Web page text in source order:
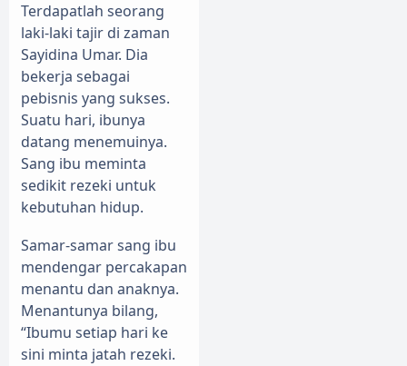
Terdapatlah seorang
laki-laki tajir di zaman
Sayidina Umar. Dia
bekerja sebagai
pebisnis yang sukses.
Suatu hari, ibunya
datang menemuinya.
Sang ibu meminta
sedikit rezeki untuk
kebutuhan hidup.
Samar-samar sang ibu
mendengar percakapan
menantu dan anaknya.
Menantunya bilang,
“Ibumu setiap hari ke
sini minta jatah rezeki.